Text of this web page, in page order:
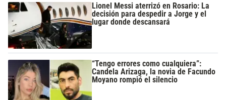
Lionel Messi aterrizó en Rosario: La
decisión para despedir a Jorge y el
lugar donde descansará
“Tengo errores como cualquiera”:
Candela Arizaga, la novia de Facundo
Moyano rompió el silencio